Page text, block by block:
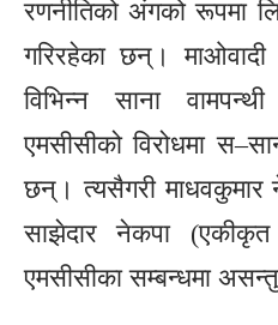
रणनीतिको अंगको रूपमा
गरिरहेका छन्। माओवादी
विभिन्न साना
एमसीसीको विरोधमा
छन्। त्यसैगरी माधवकुमार
साझेदार नेकपा (एकीकृत
एमसीसीका सम्बन्धमा